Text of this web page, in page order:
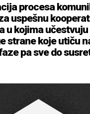
procesa
uspešnu
u kojima
strane koje utiču
pa sve do